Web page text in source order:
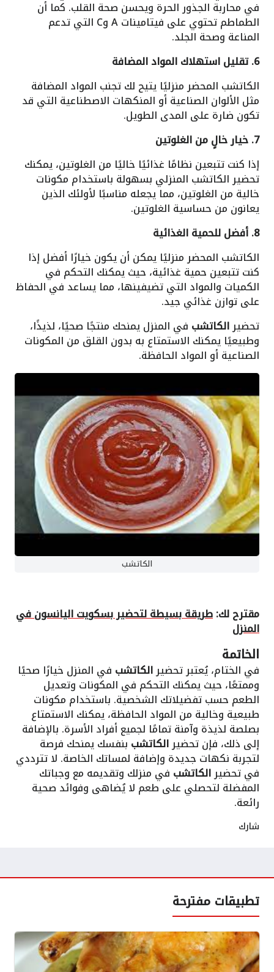
في محاربة الجذور الحرة ويحسن صحة القلب. كما أن
الطماطم تحتوي على فيتامينات A وC التي تدعم
المناعة وصحة الجلد.
6. تقليل استهلاك المواد المضافة
الكاتشب المحضر منزليًا يتيح لك تجنب المواد المضافة
مثل الألوان الصناعية أو المنكهات الاصطناعية التي قد
تكون ضارة على المدى الطويل.
7. خيار خالٍ من الغلوتين
إذا كنت تتبعين نظامًا غذائيًا خاليًا من الغلوتين، يمكنك
تحضير الكاتشب المنزلي بسهولة باستخدام مكونات
خالية من الغلوتين، مما يجعله مناسبًا لأولئك الذين
يعانون من حساسية الغلوتين.
8. أفضل للحمية الغذائية
الكاتشب المحضر منزليًا يمكن أن يكون خيارًا أفضل إذا
كنت تتبعين حمية غذائية، حيث يمكنك التحكم في
الكميات والمواد التي تضيفينها، مما يساعد في الحفاظ
على توازن غذائي جيد.
تحضيرالكاتشب في المنزل يمنحك منتجًا صحيًا، لذيذًا،
وطبيعيًا يمكنك الاستمتاع به بدون القلق من المكونات
الصناعية أو المواد الحافظة.
الكاتشب
مقترح لك:طريقة بسيطة لتحضير بسكويت اليانسون في
المنزل
الخاتمة
في الختام، يُعتبر تحضيرالكاتشب في المنزل خيارًا صحيًا
وممتعًا، حيث يمكنك التحكم في المكونات وتعديل
الطعم حسب تفضيلاتك الشخصية. باستخدام مكونات
طبيعية وخالية من المواد الحافظة، يمكنك الاستمتاع
بصلصة لذيذة وآمنة تمامًا لجميع أفراد الأسرة. بالإضافة
إلى ذلك، فإن تحضيرالكاتشب بنفسك يمنحك فرصة
لتجربة نكهات جديدة وإضافة لمساتك الخاصة. لا تترددي
في تحضيرالكاتشب في منزلك وتقديمه مع وجباتك
المفضلة لتحصلي على طعم لا يُضاهى وفوائد صحية
رائعة.
شارك
تطبيقات مفترحة